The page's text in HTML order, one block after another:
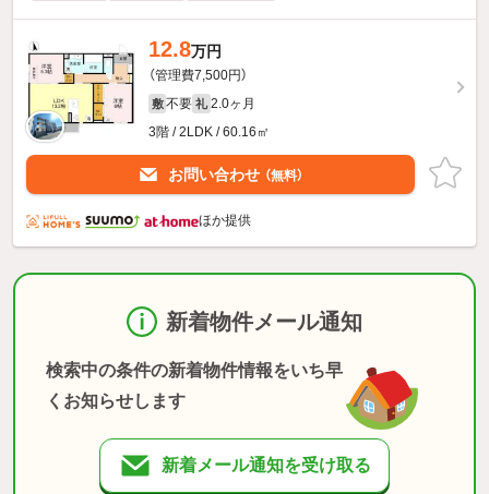
12.8万円
（管理費7,500円）
敷 不要 礼 2.0ヶ月
3階 / 2LDK / 60.16㎡
お問い合わせ （無料）
ほか提供
新着物件メール通知
検索中の条件の新着物件情報をいち早
くお知らせします
新着メール通知を受け取る